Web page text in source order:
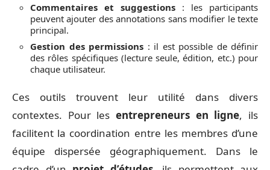
Commentaires et suggestions : les participants
peuvent ajouter des annotations sans modifier le texte
principal.
Gestion des permissions : il est possible de définir
des rôles spécifiques (lecture seule, édition, etc.) pour
chaque utilisateur.
Ces outils trouvent leur utilité dans divers
contextes. Pour les entrepreneurs en ligne, ils
facilitent la coordination entre les membres d’une
équipe dispersée géographiquement. Dans le